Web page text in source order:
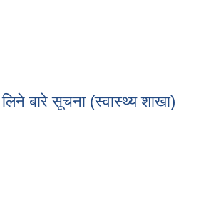
लिने बारे सूचना (स्वास्थ्य शाखा)